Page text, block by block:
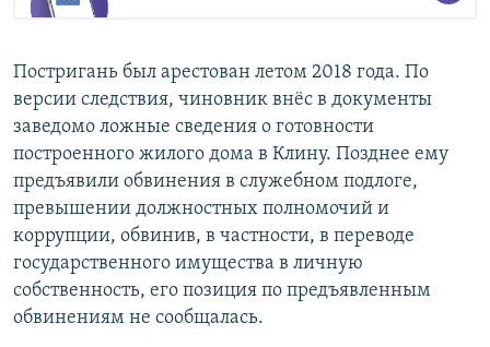
Постригань был арестован летом 2018 года. По
версии следствия, чиновник внёс в документы
заведомо ложные сведения о готовности
построенного жилого дома в Клину. Позднее ему
предъявили обвинения в служебном подлоге,
превышении должностных полномочий и
коррупции, обвинив, в частности, в переводе
государственного имущества в личную
собственность, его позиция по предъявленным
обвинениям не сообщалась.